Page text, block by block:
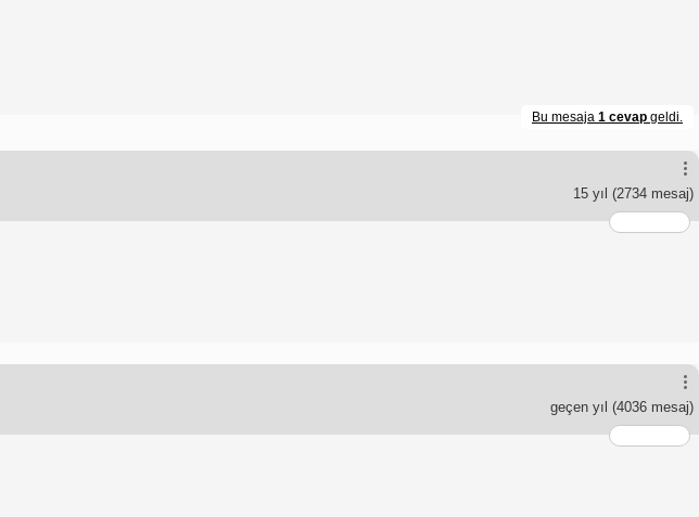
Bu mesaja 1 cevap geldi.
15 yıl (2734 mesaj)
geçen yıl (4036 mesaj)